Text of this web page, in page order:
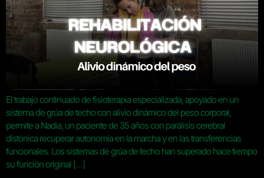
El trabajo continuado de fisioterapia especializada, apoyado en un
sistema de grúa de techo con alivio dinámico del peso corporal,
permite a Nadia, un paciente de 35 años con parálisis cerebral
distónica recuperar autonomía en la marcha y en las transferencias
funcionales. Los sistemas de grúa de techo han superado hace tiempo
su función original […]